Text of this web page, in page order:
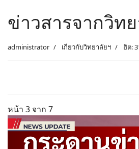
ข่าวสารจากวิท
administrator เกี่ยวกับวิทยาลัยฯ ฮิต:
หน้า 3 จาก 7